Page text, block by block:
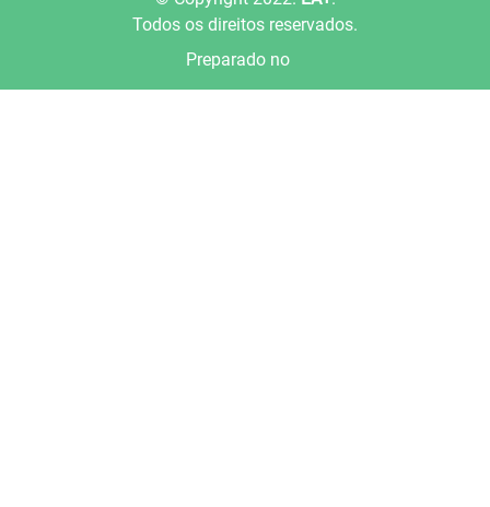
Todos os direitos reservados.
Preparado no